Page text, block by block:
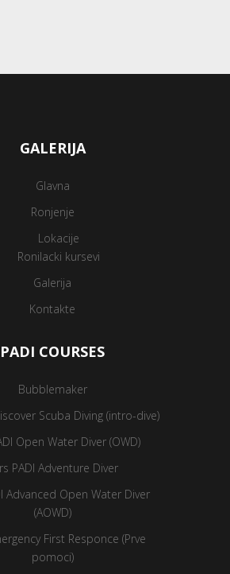
GALERIJA
Glavna
Ronjenje
Lokacije
Ronilacki kursevi
Galerija
Kontakte
PADI COURSES
Bubblemaker
Scuba Diving (intro-dive)
Open Water Diver (OWD)
PADI Adventure Diver
Advanced Open Water Diver
(AOWD)
First Responce (Prve
pomoci)